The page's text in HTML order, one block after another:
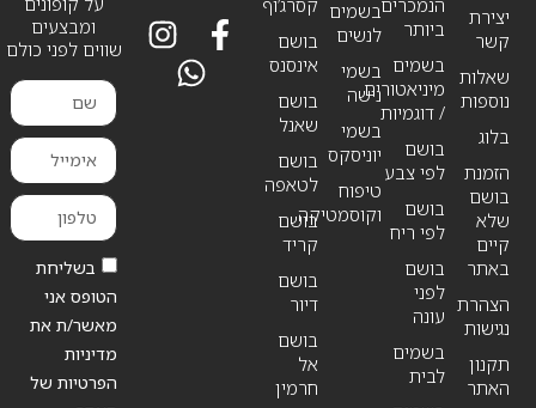
יצירת
קשר
שאלות
נוספות
בלוג
הזמנת
בושם
שלא
קיים
באתר
הצהרת
נגישות
תקנון
האתר
בשמים
לנשים
בשמי
נישה
בשמי
יוניסקס
טיפוח
וקוסמטיקה
הנמכרים
ביותר
בשמים
מיניאטורים
/ דוגמיות
בושם
לפי צבע
בושם
לפי ריח
בושם
לפני
עונה
בשמים
לבית
קסרג’וף
בושם
אינסנס
בושם
שאנל
בושם
לטאפה
בושם
קריד
בושם
דיור
בושם
אל
חרמין
ומבצעים
שווים לפני כולם
בשליחת
הטופס אני
מאשר/ת את
מדיניות
הפרטיות של